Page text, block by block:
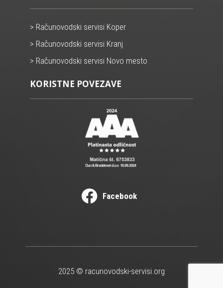
> Računovodski servisi Koper
> Računovodski servisi Kranj
> Računovodski servisi Novo mesto
KORISTNE POVEZAVE
Facebook
2025 © racunovodski-servisi.org